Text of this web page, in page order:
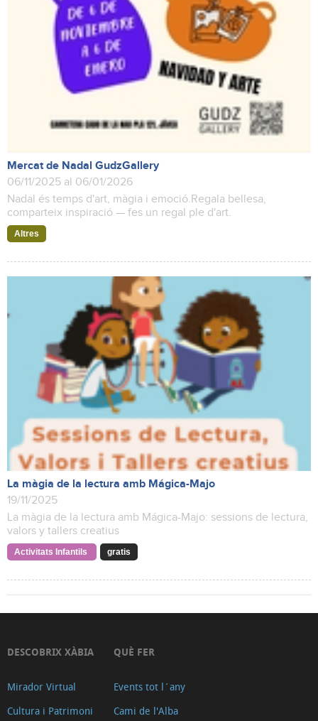
Mercat de Nadal GudzGallery
06/11/2025 al 06/01/2026
Nadal és temps d'art, màgia i emoció.Regala bellesa,
comparteix inspiració — fes un regal ple d'art.
Altres
La màgia de la lectura amb Mágica-Majo
19/11/2025
La màgia de la lectura amb Mágica-Majo: sessions de lectura,
valors y tallers creatius
Activitats Infantils gratis
DESCOBRIX XÀBIA
Mirador Virtual
Cultura i Patrimoni
QUÈ FER
Events tot l´any
Cami de l'Alba